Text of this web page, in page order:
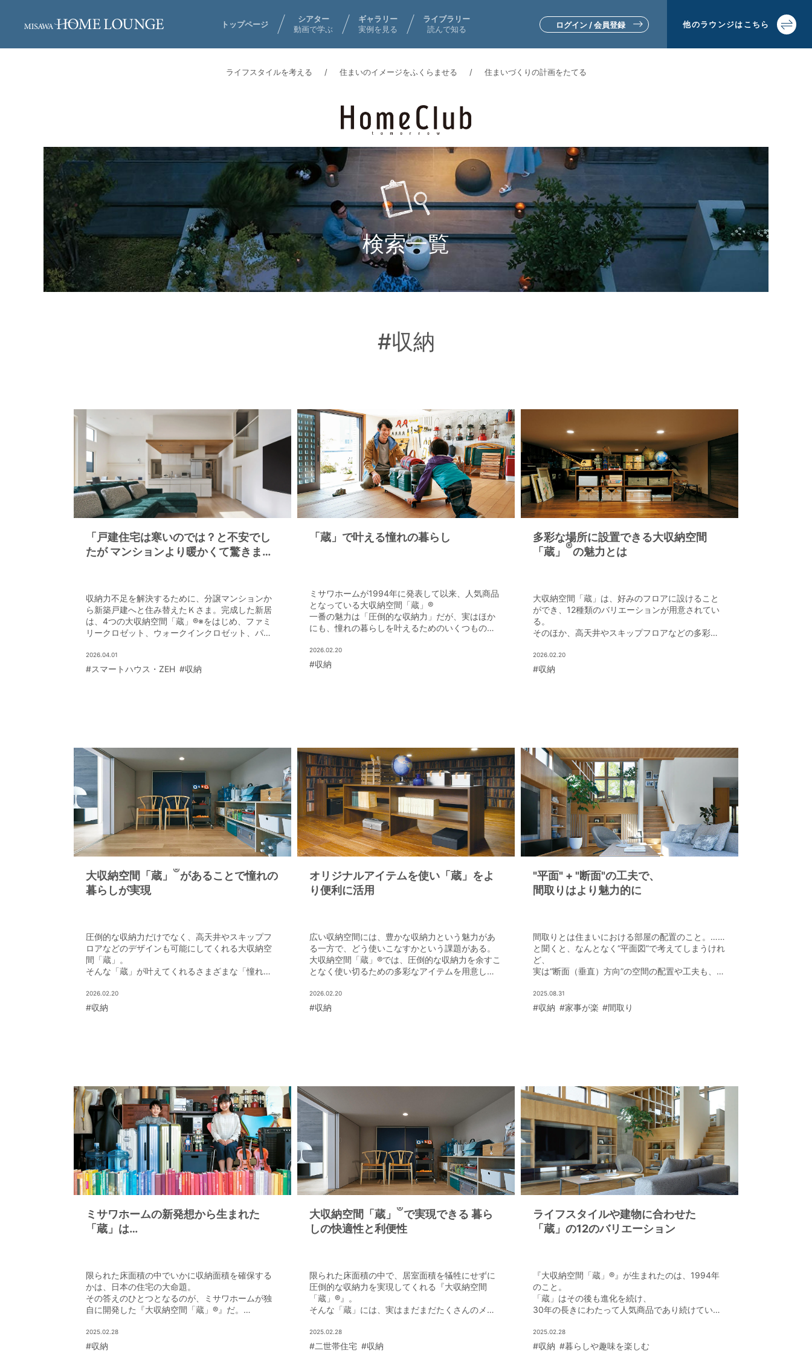
トップページ
シアター
動画で学ぶ
ギャラリー
実例を見る
ライブラリー
読んで知る
ログイン / 会員登録 他のラウンジはこちら
▼土地活用・賃貸経営をお考えの方
ライフスタイルを考える 住まいのイメージをふくらませる 住まいづくりの計画をたてる
検索一覧
#収納
「戸建住宅は寒いのでは？と不安でし
たが マンションより暖かくて驚きまし
収納力不足を解決するために、分譲マンションか
ら新築戸建へと住み替えたＫさま。完成した新居
は、4つの大収納空間「蔵」®※をはじめ、ファミ
リークロゼット、ウォークインクロゼット、パン
た。
2026.04.01
#スマートハウス・ZEH #収納
「蔵」で叶える憧れの暮らし
ミサワホームが1994年に発表して以来、人気商品
となっている大収納空間「蔵」®
一番の魅力は「圧倒的な収納力」だが、実はほか
にも、憧れの暮らしを叶えるためのいくつもの魅
その特長をあらためて紹介しよう。
2026.02.20
#収納
多彩な場所に設置できる大収納空間
「蔵」 ®の魅力とは
大収納空間「蔵」は、好みのフロアに設けること
ができ、12種類のバリエーションが用意されてい
る。
そのほか、高天井やスキップフロアなどの多彩な
メリットだ。
2026.02.20
#収納
大収納空間「蔵」 ®があることで憧れの
暮らしが実現
圧倒的な収納力だけでなく、高天井やスキップフ
ロアなどのデザインも可能にしてくれる大収納空
間「蔵」。
そんな「蔵」が叶えてくれるさまざまな「憧れの
2026.02.20
#収納
オリジナルアイテムを使い「蔵」をよ
り便利に活用
広い収納空間には、豊かな収納力という魅力があ
る一方で、どう使いこなすかという課題がある。
大収納空間「蔵」®では、圧倒的な収納力を余すこ
となく使い切るための多彩なアイテムを用意して
2026.02.20
#収納
"平面" + "断面"の工夫で、
間取りはより魅力的に
間取りとは住まいにおける部屋の配置のこと。……
と聞くと、なんとなく“平面図”で考えてしまうけれ
ど、
実は“断面（垂直）方向”の空間の配置や工夫も、魅
2025.08.31
#収納 #家事が楽 #間取り
ミサワホームの新発想から生まれた
「蔵」は
限られた床面積の中でいかに収納面積を確保する
かは、日本の住宅の大命題。
その答えのひとつとなるのが、ミサワホームが独
自に開発した『大収納空間「蔵」®』だ。
それまでなかった新発想の収納空間となってい
る。
2025.02.28
#収納
大収納空間「蔵」 ®で実現できる 暮ら
しの快適性と利便性
限られた床面積の中で、居室面積を犠牲にせずに
圧倒的な収納力を実現してくれる『大収納空間
「蔵」®』。
そんな「蔵」には、実はまだまだたくさんのメリ
暮らしの快適性や利便性、変化に富んだ空間デザ
インの実現など、メリットの数々を見てみよう。
2025.02.28
#二世帯住宅 #収納
ライフスタイルや建物に合わせた
「蔵」の12のバリエーション
『大収納空間「蔵」®』が生まれたのは、1994年
のこと。
「蔵」はその後も進化を続け、
30年の長きにわたって人気商品であり続けてい
進化の過程で生まれた、「蔵」の12のバリエーシ
ョンを解説する。
2025.02.28
#収納 #暮らしや趣味を楽しむ